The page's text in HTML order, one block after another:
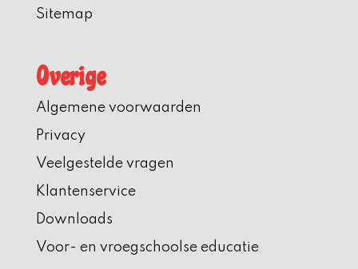
Sitemap
Overige
Algemene voorwaarden
Privacy
Veelgestelde vragen
Klantenservice
Downloads
Voor- en vroegschoolse educatie